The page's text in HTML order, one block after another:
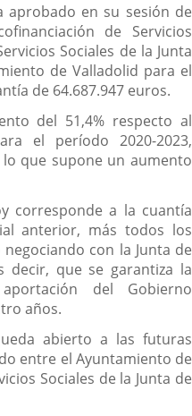
aprobado en su sesión de
de Servicios
Sociales de la Junta
de Valladolid para el
de 64.687.947 euros.
del 51,4% respecto al
el período 2020-2023,
que supone un aumento
corresponde a la cuantía
anterior, más todos los
con la Junta de
decir, que se garantiza la
del Gobierno
años.
abierto a las futuras
entre el Ayuntamiento de
Sociales de la Junta de